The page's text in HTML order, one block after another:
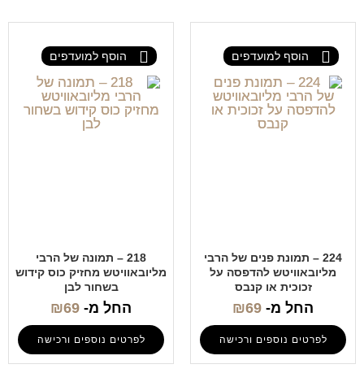
הוסף למועדפים
224 – תמונת פנים של הרבי
מליובאוויטש להדפסה על
זכוכית או קנבס
החל מ- ₪69
לפרטים נוספים ורכישה
הוסף למועדפים
218 – תמונה של הרבי
מליובאוויטש מחזיק כוס קידוש
בשחור לבן
החל מ- ₪69
לפרטים נוספים ורכישה